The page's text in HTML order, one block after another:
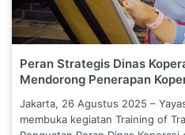
Peran Strategis Dinas
Mendorong Penerapan
Jakarta, 26 Agustus 2025 –
membuka kegiatan Training of